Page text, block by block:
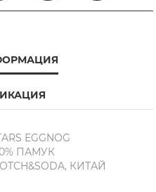
EGGNOG
ПАМУК
КИТАЙ